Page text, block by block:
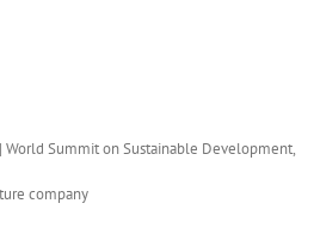
Summit on Sustainable Development,
company